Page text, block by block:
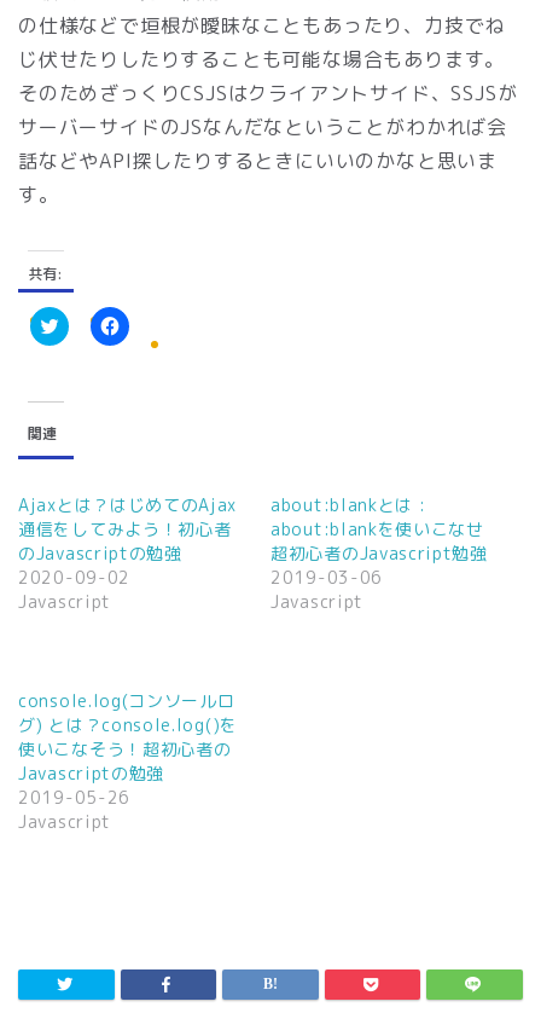
の仕様などで垣根が曖昧なこともあったり、力技でね
じ伏せたりしたりすることも可能な場合もあります。
そのためざっくりCSJSはクライアントサイド、SSJSが
サーバーサイドのJSなんだなということがわかれば会
話などやAPI探したりするときにいいのかなと思いま
す。
共有:
ク
し
て
T
w
t
e
r
で
共
有
(
新
ド
ウ
で
開
き
ま
す
)
F
有
す
る
に
は
ク
リ
ッ
さ
い
(
新
し
い
ウ
ィ
ン
関連
Ajaxとは？はじめてのAjax
通信をしてみよう！初心者
のJavascriptの勉強
2020-09-02
Javascript
about:blankとは :
about:blankを使いこなせ
超初心者のJavascript勉強
2019-03-06
Javascript
console.log(コンソールロ
グ) とは？console.log()を
使いこなそう！超初心者の
Javascriptの勉強
2019-05-26
Javascript